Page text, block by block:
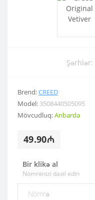
Şərhlər:
Brend:CREED
Model: 3508440505095
Mövcudluq:Anbarda
49.90₼
Bir klikə al
Nömrənizi daxil edin